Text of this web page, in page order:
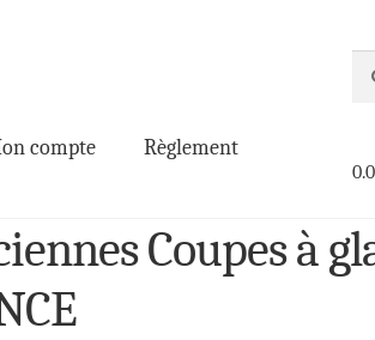
compte Règlement
Coupes à